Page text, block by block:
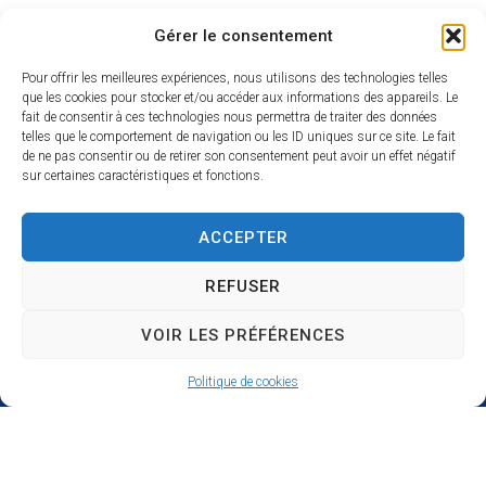
Gérer le consentement
Pour offrir les meilleures expériences, nous utilisons des technologies telles
que les cookies pour stocker et/ou accéder aux informations des appareils. Le
fait de consentir à ces technologies nous permettra de traiter des données
telles que le comportement de navigation ou les ID uniques sur ce site. Le fait
de ne pas consentir ou de retirer son consentement peut avoir un effet négatif
sur certaines caractéristiques et fonctions.
ACCEPTER
REFUSER
VOIR LES PRÉFÉRENCES
Politique de cookies
Logements
Actes administratifs du
CCAS